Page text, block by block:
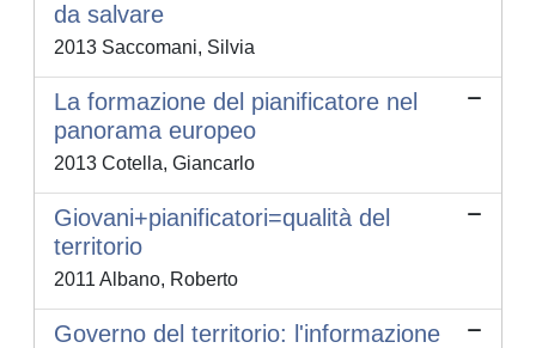
da salvare
2013 Saccomani, Silvia
La formazione del pianificatore nel
panorama europeo
2013 Cotella, Giancarlo
Giovani+pianificatori=qualità del
territorio
2011 Albano, Roberto
Governo del territorio: l'informazione